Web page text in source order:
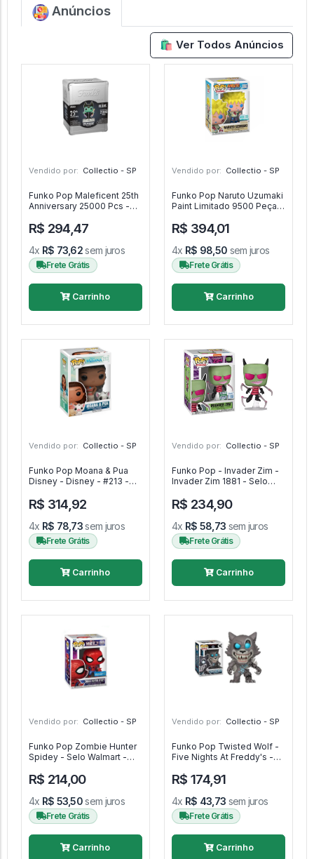
Anúncios
🛍️ Ver Todos Anúncios
Vendido por: Collectio - SP
Funko Pop Maleficent 25th
Anniversary 25000 Pcs -
#09
R$ 294,47
4x R$ 73,62sem juros
Frete Grátis
Carrinho
Vendido por: Collectio - SP
Funko Pop Naruto Uzumaki
Paint Limitado 9500 Peças
POP #2063
R$ 394,01
4x R$ 98,50 sem juros
Frete Grátis
Carrinho
Vendido por: Collectio - SP
Funko Pop Moana & Pua
Disney - Disney - #213 -
R$ 314,92
4x R$ 78,73sem juros
Frete Grátis
Carrinho
Vendido por: Collectio - SP
Funko Pop - Invader Zim -
Invader Zim 1881 - Selo
Nickelodeon Invader Zim -
R$ 234,90
4x R$ 58,73 sem juros
Frete Grátis
Carrinho
Vendido por: Collectio - SP
Funko Pop Zombie Hunter
Spidey - Selo Walmart -
R$ 214,00
4x R$ 53,50sem juros
Frete Grátis
Carrinho
Vendido por: Collectio - SP
Funko Pop Twisted Wolf -
Five Nights At Freddy's -
R$ 174,91
4x R$ 43,73 sem juros
Frete Grátis
Carrinho